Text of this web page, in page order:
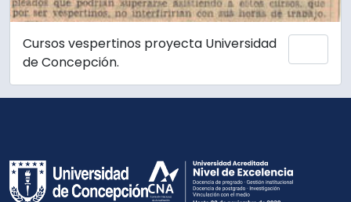
Cursos vespertinos proyecta Universidad
de Concepción.